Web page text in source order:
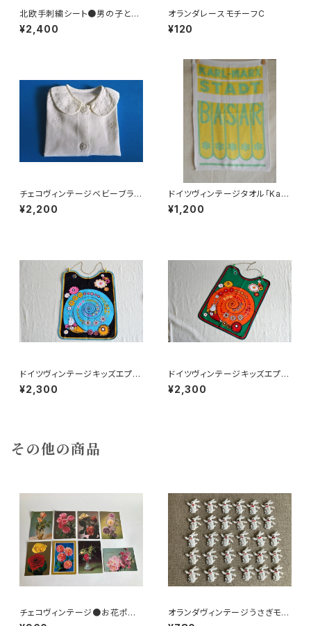
北欧手刺繍シート●男の子と女
の子
¥2,400
オランダレースモチーフC
¥120
チェコヴィンテージベビーブラウ
ス
¥2,200
ドイツヴィンテージタオル「Karl
-Marx Stadt」ケムニッツ
¥1,200
ドイツヴィンテージキッズエプロ
ンa
¥2,300
ドイツヴィンテージキッズエプロ
ンb
¥2,300
その他の商品
チェコヴィンテージ●お花ポスト
カード8枚組
オランダヴィンテージうさぎモチ
ーフプラパーツ30個セットNo18